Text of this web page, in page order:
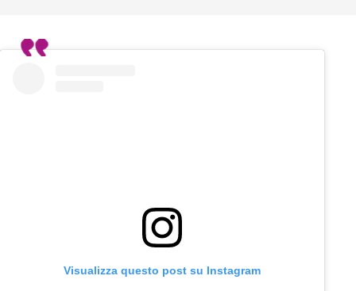
Visualizza questo post su Instagram